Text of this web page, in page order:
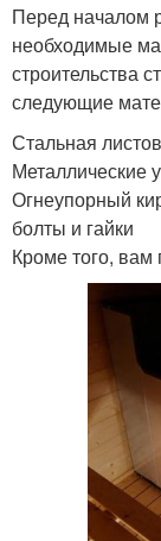
Перед началом
необходимые
строительства
следующие
Стальная
Металлические
Огнеупорный
болты и гайки
Кроме того,